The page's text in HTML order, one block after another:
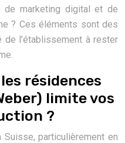
de marketing digital et de
? Ces éléments sont des
l’établissement à rester
résidences
limite vos
?
particulièrement en